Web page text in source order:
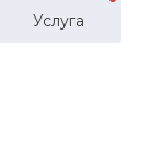
Услуга